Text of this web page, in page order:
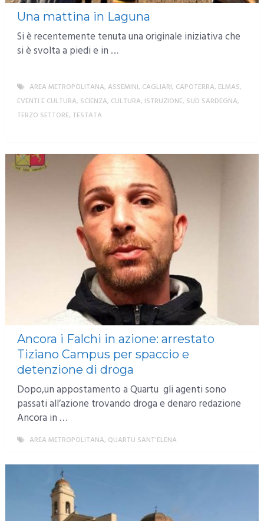
Una mattina in Laguna
Si è recentemente tenuta una originale iniziativa che
si è svolta a piedi e in …
AREA METROPOLITANA, ASSEMINI, CAGLIARI, CAPOTERRA, ELMAS,
EVENTI E CULTURA, SCIENZA, CULTURA, ISTRUZIONE, SUD SARDEGNA,
TERZO SETTORE, TESTATA
Ancora i Falchi in azione: arrestato
Tiziano Campus per spaccio e
detenzione di droga
Dopo,un appostamento a Quartu gli agenti sono
passati all’azione trovando droga e denaro redazione
Ancora in …
AREA METROPOLITANA, QUARTU SANT'ELENA